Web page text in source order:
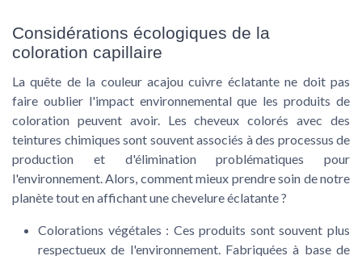
Considérations écologiques de la
coloration capillaire
La quête de la couleur acajou cuivre éclatante ne doit pas
faire oublier l'impact environnemental que les produits de
coloration peuvent avoir. Lescheveux colorés avec des
teintures chimiques sont souvent associés à des processus de
production et d'élimination problématiques pour
l'environnement. Alors, comment mieux prendre soin de notre
planète tout en affichant unechevelureéclatante ?
Colorations végétales : Ces produits sont souvent plus
respectueux de l'environnement. Fabriquées à base de